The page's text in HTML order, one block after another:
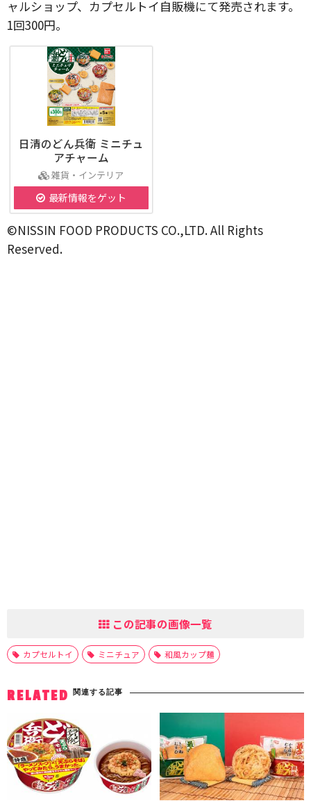
ャルショップ、カプセルトイ⾃販機にて発売されます。
1回300円。
日清のどん兵衛 ミニチュ
アチャーム
雑貨・インテリア
最新情報をゲット
©NISSIN FOOD PRODUCTS CO.,LTD. All Rights
Reserved.
この記事の画像一覧
カプセルトイ ミニチュア 和風カップ麺
RELATED 関連する記事